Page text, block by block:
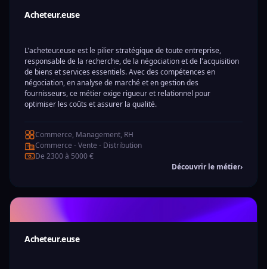
Acheteur.euse
L'acheteur.euse est le pilier stratégique de toute entreprise,
responsable de la recherche, de la négociation et de l'acquisition
de biens et services essentiels. Avec des compétences en
négociation, en analyse de marché et en gestion des
fournisseurs, ce métier exige rigueur et relationnel pour
optimiser les coûts et assurer la qualité.
Commerce, Management, RH
Commerce - Vente - Distribution
De 2300 à 5000 €
Découvrir le métier›
Acheteur.euse